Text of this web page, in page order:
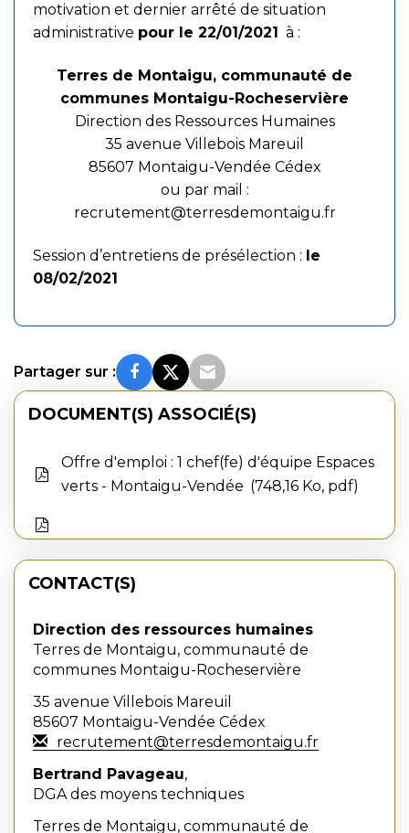
motivation et dernier arrêté de situation
administrative pour le 22/01/2021 à :
Terres de Montaigu, communauté de
communes Montaigu-Rocheservière
Direction des Ressources Humaines
35 avenue Villebois Mareuil
85607 Montaigu-Vendée Cédex
ou par mail :
recrutement@terresdemontaigu.fr
Session d’entretiens de présélection : le
08/02/2021
Partager sur :
DOCUMENT(S) ASSOCIÉ(S)
Offre d'emploi : 1 chef(fe) d'équipe Espaces
verts - Montaigu-Vendée
748,16 Ko, pdf
CONTACT(S)
Direction des ressources humaines
Terres de Montaigu, communauté de
communes Montaigu-Rocheservière
35 avenue Villebois Mareuil
85607 Montaigu-Vendée Cédex
recrutement@terresdemontaigu.fr
Bertrand Pavageau,
DGA des moyens techniques
Terres de Montaigu, communauté de